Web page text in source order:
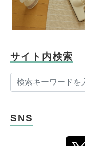
サイト内検索
SNS